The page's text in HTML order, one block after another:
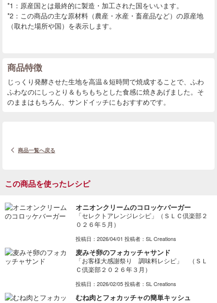
*1：原産国とは最終的に製造・加工された国をいいます。
*2：この商品の主な原材料（農産・水産・畜産品など）の原産地
（取れた場所や国）を表示します。
商品特徴
じっくり発酵させた生地を高温＆短時間で焼成することで、ふわ
ふわなのにしっとり＆もちもちとした食感に焼きあげました。そ
のままはもちろん、サンドイッチにもおすすめです。
商品一覧へ戻る
この商品を使ったレシピ
オニオンクリームのコロッケバーガー
「セレクトアレンジレシピ」（ＳＬＣ倶楽部２
０２６年５月）
投稿日：2026/04/01 投稿者：SL Creations
麦みそ卵のフォカッチャサンド
「お客様大感謝祭り 調味料レシピ」 （ＳＬ
Ｃ倶楽部２０２６年３月）
投稿日：2026/02/05 投稿者：SL Creations
むね肉とフォカッチャの簡単キッシュ